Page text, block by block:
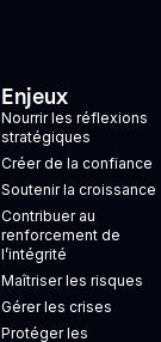
Enjeux
Nourrir les réflexions
stratégiques
Créer de la confiance
Soutenir la croissance
Contribuer au
renforcement de
l’intégrité
Maîtriser les risques
Gérer les crises
Protéger les